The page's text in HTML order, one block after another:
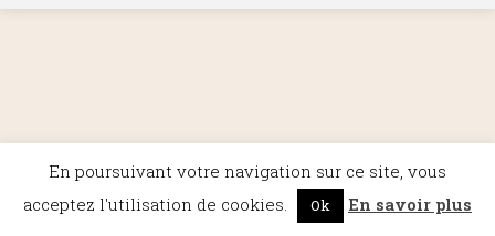
En poursuivant votre navigation sur ce site, vous
acceptez l'utilisation de cookies.
Ok En savoir plus